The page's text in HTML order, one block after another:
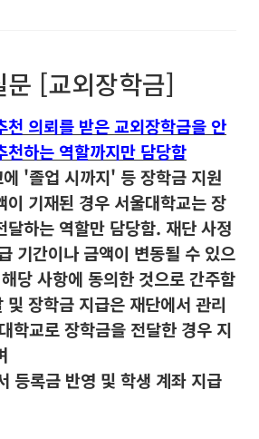
[교외장학금]
천 의뢰를 받은 교외장학금을 안
천하는 역할까지만 담당함
'졸업 시까지' 등 장학금 지원
이 기재된 경우 서울대학교는 장
달하는 역할만 담당함. 재단 사정
기간이나 금액이 변동될 수 있으
당 사항에 동의한 것으로 간주함
장학금 지급은 재단에서 관리
학교로 장학금을 전달한 경우 지
등록금 반영 및 학생 계좌 지급